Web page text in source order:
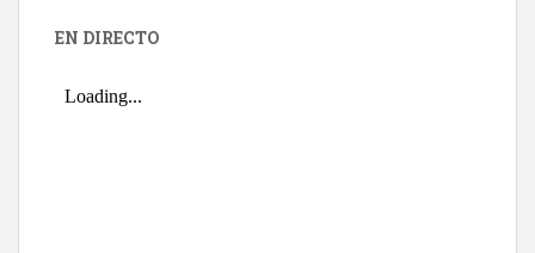
EN DIRECTO